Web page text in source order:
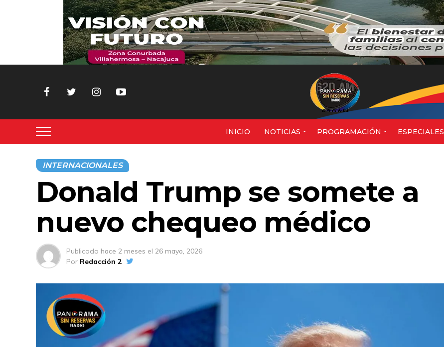
620AM
INICIO NOTICIAS PROGRAMACIÓN ESPECIALES
INTERNACIONALES
Donald Trump se somete a
nuevo chequeo médico
Publicado hace 2 meses el 26 mayo, 2026
Por Redacción 2